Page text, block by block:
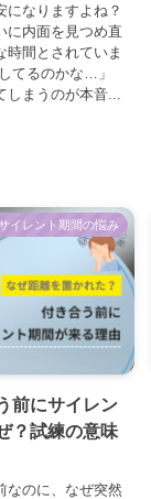
になりますよね？
に内面を見つめ直
時間とされていま
てるのかな…」
しまうのが本音...
サイレント期間の悩み
前にサイレン
？試練の意味
なのに、なぜ突然